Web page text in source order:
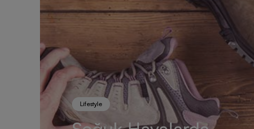
Lifestyle